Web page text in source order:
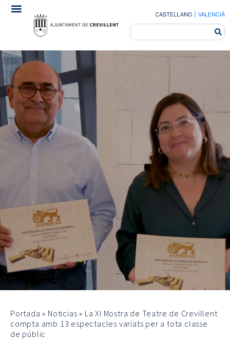
CASTELLANO VALENCIÀ
Portada » Noticias » La XI Mostra de Teatre de Crevillent
compta amb 13 espectacles variats per a tota classe
de públic